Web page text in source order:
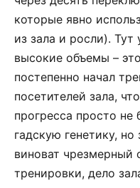
которые явно
из зала и росли).
высокие объемы –
постепенно начал
посетителей зала,
прогресса просто
гадскую генетику,
виноват чрезмерный
тренировки, дело